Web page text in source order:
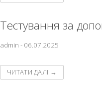
Тестування за
admin - 06.07.2025
ЧИТАТИ ДАЛІ →